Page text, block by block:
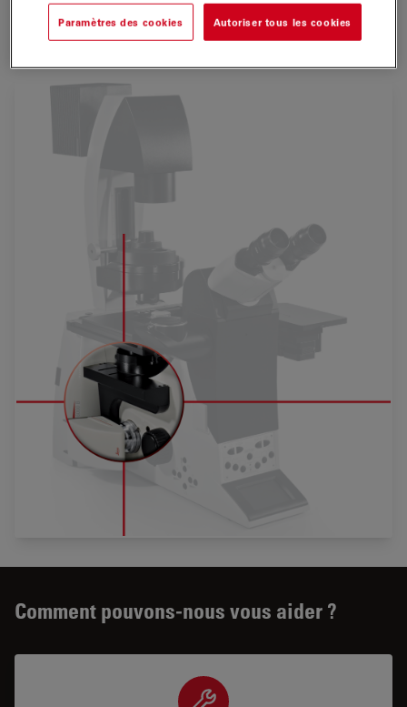
garantitvitesse et fiabilité
Comment pouvons-nous vous aider ?
Paramètres des cookies Autoriser tous les cookies